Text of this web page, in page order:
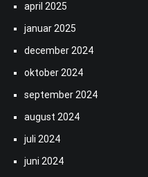
april 2025
januar 2025
december 2024
oktober 2024
september 2024
august 2024
juli 2024
juni 2024